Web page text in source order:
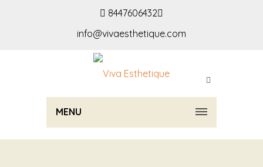
8447606432
info@vivaesthetique.com
MENU